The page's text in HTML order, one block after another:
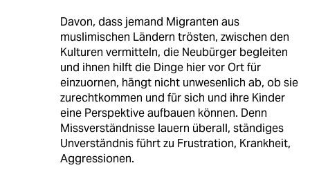
Davon, dass jemand Migranten aus
muslimischen Ländern trösten, zwischen den
Kulturen vermitteln, die Neubürger begleiten
und ihnen hilft die Dinge hier vor Ort für
einzuornen, hängt nicht unwesenlich ab, ob sie
zurechtkommen und für sich und ihre Kinder
eine Perspektive aufbauen können. Denn
Missverständnisse lauern überall, ständiges
Unverständnis führt zu Frustration, Krankheit,
Aggressionen.